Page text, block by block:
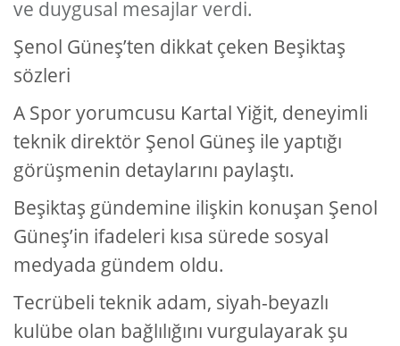
ve duygusal mesajlar verdi.
Şenol Güneş’ten dikkat çeken Beşiktaş
sözleri
A Spor yorumcusu Kartal Yiğit, deneyimli
teknik direktör Şenol Güneş ile yaptığı
görüşmenin detaylarını paylaştı.
Beşiktaş gündemine ilişkin konuşan Şenol
Güneş’in ifadeleri kısa sürede sosyal
medyada gündem oldu.
Tecrübeli teknik adam, siyah-beyazlı
kulübe olan bağlılığını vurgulayarak şu